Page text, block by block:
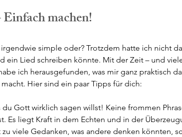
machen!
simple oder? Trotzdem hatte ich nicht
ein Lied schreiben könnte. Mit der Zeit – und
ich herausgefunden, was mir ganz praktisch
Hier sind ein paar Tipps für dich:
du Gott wirklich sagen willst! Keine frommen
Es liegt Kraft in dem Echten und in der
viele Gedanken, was andere denken könnten,